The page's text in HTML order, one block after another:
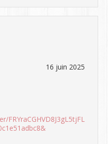
16 juin 2025